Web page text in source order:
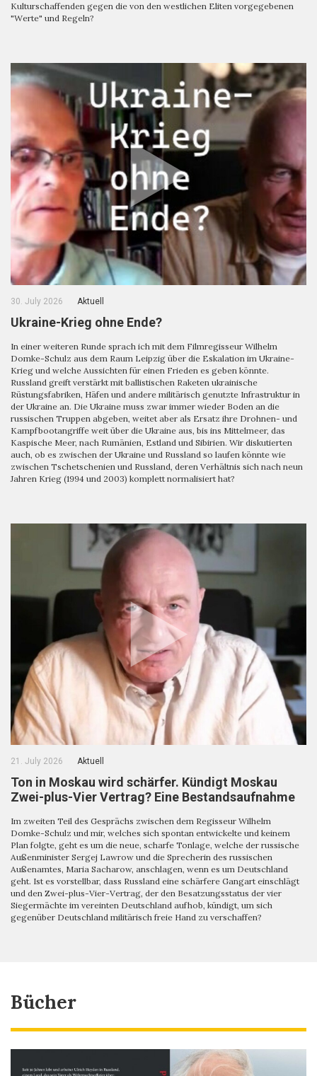
Kulturschaffenden gegen die von den westlichen Eliten vorgegebenen
"Werte" und Regeln?
30. July 2026 Aktuell
Ukraine-Krieg ohne Ende?
In einer weiteren Runde sprach ich mit dem Filmregisseur Wilhelm
Domke-Schulz aus dem Raum Leipzig über die Eskalation im Ukraine-
Krieg und welche Aussichten für einen Frieden es geben könnte.
Russland greift verstärkt mit ballistischen Raketen ukrainische
Rüstungsfabriken, Häfen und andere militärisch genutzte Infrastruktur in
der Ukraine an. Die Ukraine muss zwar immer wieder Boden an die
russischen Truppen abgeben, weitet aber als Ersatz ihre Drohnen- und
Kampfbootangriffe weit über die Ukraine aus, bis ins Mittelmeer, das
Kaspische Meer, nach Rumänien, Estland und Sibirien. Wir diskutierten
auch, ob es zwischen der Ukraine und Russland so laufen könnte wie
zwischen Tschetschenien und Russland, deren Verhältnis sich nach neun
Jahren Krieg (1994 und 2003) komplett normalisiert hat?
21. July 2026 Aktuell
Ton in Moskau wird schärfer. Kündigt Moskau
Zwei-plus-Vier Vertrag? Eine Bestandsaufnahme
Im zweiten Teil des Gesprächs zwischen dem Regisseur Wilhelm
Domke-Schulz und mir, welches sich spontan entwickelte und keinem
Plan folgte, geht es um die neue, scharfe Tonlage, welche der russische
Außenminister Sergej Lawrow und die Sprecherin des russischen
Außenamtes, Maria Sacharow, anschlagen, wenn es um Deutschland
geht. Ist es vorstellbar, dass Russland eine schärfere Gangart einschlägt
und den Zwei-plus-Vier-Vertrag, der den Besatzungsstatus der vier
Siegermächte im vereinten Deutschland aufhob, kündigt, um sich
gegenüber Deutschland militärisch freie Hand zu verschaffen?
Bücher